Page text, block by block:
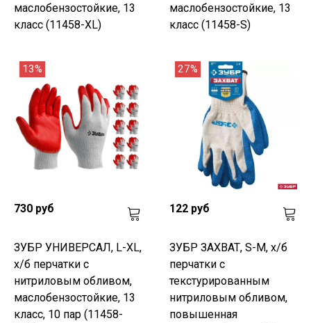
маслобензостойкие, 13
класс (11458-XL)
маслобензостойкие, 13
класс (11458-S)
13%
730 руб
ЗУБР УНИВЕРСАЛ, L-XL,
х/б перчатки с
нитриловым обливом,
маслобензостойкие, 13
класс, 10 пар (11458-
27%
122 руб
ЗУБР ЗАХВАТ, S-M, х/б
перчатки с
текстурированным
нитриловым обливом,
повышенная